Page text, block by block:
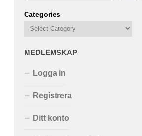
Categories
MEDLEMSKAP
Logga in
Registrera
Ditt konto